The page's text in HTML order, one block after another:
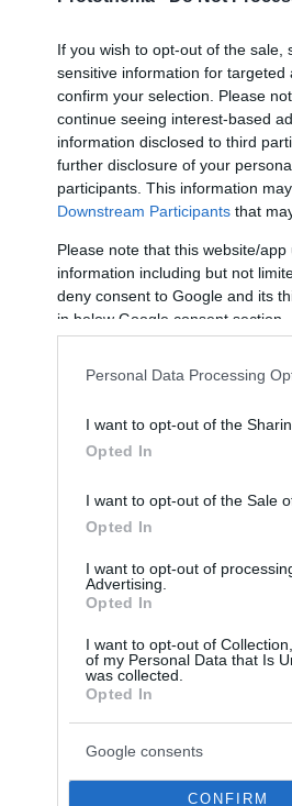
If you wish to opt-out of the
sensitive information for
confirm your selection. Please
continue seeing interest-based
information disclosed to third
further disclosure of your
participants. This information
Downstream Participants that
Please note that this website/
information including but not
deny consent to Google and its
in below Google consent section.
Personal Data Processing
I want to opt-out of the
Opted In
I want to opt-out of the Sale
Opted In
I want to opt-out of
Advertising.
Opted In
I want to opt-out of
of my Personal Data that Is
was collected.
Opted In
Google consents
CONFIRM
Βαλεντίνα
transgender
το Sports
Το 23χρονο μοντέλο από τη
γυναίκα που εμφανίστηκε
2017 και δύο χρόνια
16.07.2020, 13:56